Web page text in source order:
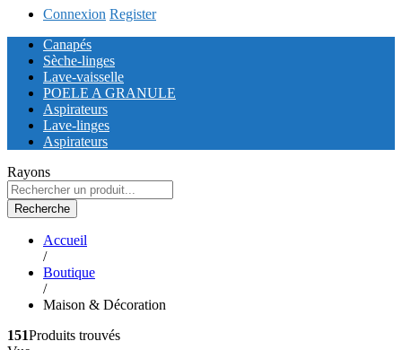
Connexion Register
Canapés
Sèche-linges
Lave-vaisselle
POELE A GRANULE
Aspirateurs
Lave-linges
Aspirateurs
Rayons
Recherche
Accueil
/
Boutique
/
Maison & Décoration
151Produits trouvés